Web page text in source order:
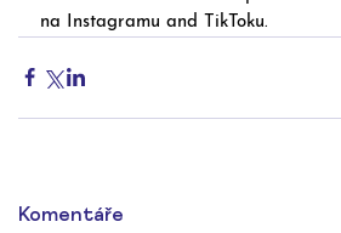
na Instagramu and TikToku.
Komentáře